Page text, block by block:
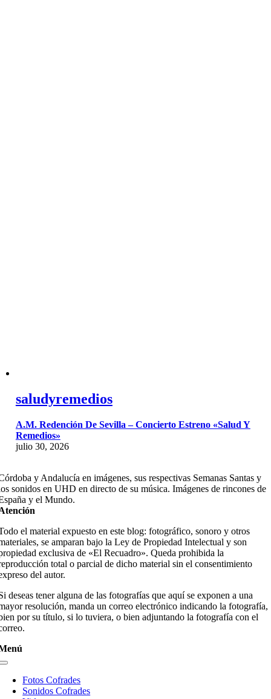
saludyremedios
A.M. Redención De Sevilla – Concierto Estreno «Salud Y
Remedios»
julio 30, 2026
y Andalucía en imágenes, sus respectivas Semanas Santas y
sonidos en UHD en directo de su música. Imágenes de rincones de
y el Mundo.
el material expuesto en este blog: fotográfico, sonoro y otros
se amparan bajo la Ley de Propiedad Intelectual y son
exclusiva de «El Recuadro». Queda prohibida la
total o parcial de dicho material sin el consentimiento
del autor.
deseas tener alguna de las fotografías que aquí se exponen a una
resolución, manda un correo electrónico indicando la fotografía,
por su título, si lo tuviera, o bien adjuntando la fotografía con el
Toggle
NavigationFotos Cofrades
Sonidos Cofrades